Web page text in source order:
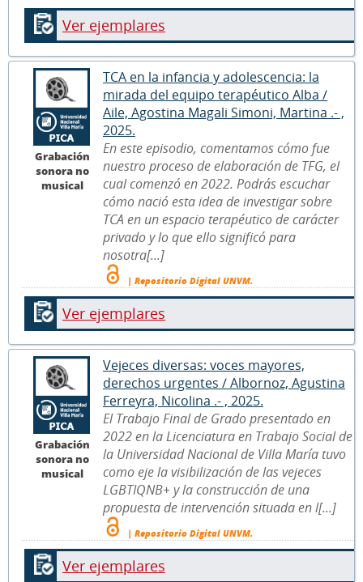
Ver ejemplares
Grabación
sonora no
musical
TCA en la infancia y adolescencia: la
mirada del equipo terapéutico Alba /
Aile, Agostina Magali Simoni, Martina .- ,
2025.
En este episodio, comentamos cómo fue
nuestro proceso de elaboración de TFG, el
cual comenzó en 2022. Podrás escuchar
cómo nació esta idea de investigar sobre
TCA en un espacio terapéutico de carácter
privado y lo que ello significó para
nosotra[...]
| Repositorio Digital UNVM.
Ver ejemplares
Grabación
sonora no
musical
Vejeces diversas: voces mayores,
derechos urgentes / Albornoz, Agustina
Ferreyra, Nicolina .- , 2025.
El Trabajo Final de Grado presentado en
2022 en la Licenciatura en Trabajo Social de
la Universidad Nacional de Villa María tuvo
como eje la visibilización de las vejeces
LGBTIQNB+ y la construcción de una
propuesta de intervención situada en l[...]
| Repositorio Digital UNVM.
Ver ejemplares